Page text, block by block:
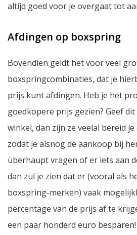
altijd goed voor je overgaat tot
Afdingen op boxspring
Bovendien geldt het voor veel
boxspringcombinaties, dat je
prijs kunt afdingen. Heb je het
goedkopere prijs gezien? Geef
winkel, dan zijn ze veelal bereid
zodat je alsnog de aankoop bij
überhaupt vragen of er iets aan
dan zul je zien dat er (vooral als
boxspring-merken) vaak
percentage van de prijs af te
een paar honderd euro besparen!